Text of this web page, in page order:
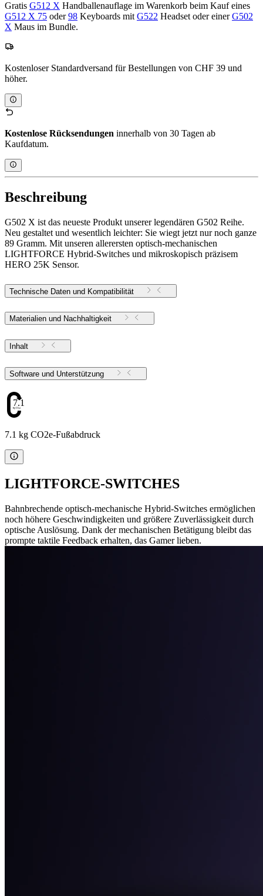
Gratis G512 X Handballenauflage im Warenkorb beim Kauf eines
G512 X 75 oder98 Keyboards mit G522 Headset oder einerG502
X Maus im Bundle.
Kostenloser Standardversand für Bestellungen von CHF 39 und
höher.
Kostenlose Rücksendungen innerhalb von 30 Tagen ab
Kaufdatum.
Beschreibung
G502 X ist das neueste Produkt unserer legendären G502 Reihe.
Neu gestaltet und wesentlich leichter: Sie wiegt jetzt nur noch ganze
89 Gramm. Mit unseren allerersten optisch-mechanischen
LIGHTFORCE Hybrid-Switches und mikroskopisch präzisem
HERO 25K Sensor.
Technische Daten und Kompatibilität
Materialien und Nachhaltigkeit
Inhalt
Software und Unterstützung
7.1
7.1 kg CO2e-Fußabdruck
LIGHTFORCE-SWITCHES
Bahnbrechende optisch-mechanische Hybrid-Switches ermöglichen
noch höhere Geschwindigkeiten und größere Zuverlässigkeit durch
optische Auslösung. Dank der mechanischen Betätigung bleibt das
prompte taktile Feedback erhalten, das Gamer lieben.